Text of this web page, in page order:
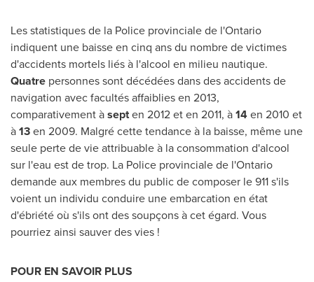
Les statistiques de la Police provinciale de l'Ontario
indiquent une baisse en cinq ans du nombre de victimes
d'accidents mortels liés à l'alcool en milieu nautique.
Quatre personnes sont décédées dans des accidents de
navigation avec facultés affaiblies en 2013,
comparativement àsepten 2012 eten 2011, à14en 2010 et
à13en 2009. Malgré cette tendance à la baisse, même une
seule perte de vie attribuable à la consommation d'alcool
sur l'eau est de trop. La Police provinciale de l'Ontario
demande aux membres du public de composer le 911 s'ils
voient un individu conduire une embarcation en état
d'ébriété où s'ils ont des soupçons à cet égard. Vous
pourriez ainsi sauver des vies !
POUR EN SAVOIR PLUS